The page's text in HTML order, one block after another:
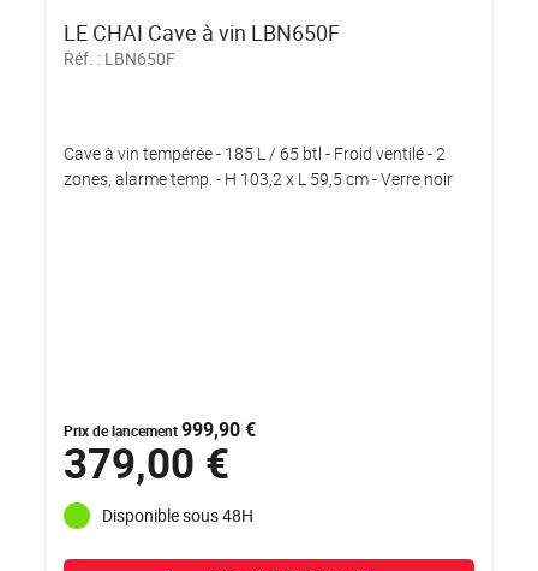
LE CHAI Cave à vin LBN650F
Réf. : LBN650F
Cave à vin tempérée - 185 L / 65 btl - Froid ventilé - 2
zones, alarme temp. - H 103,2 x L 59,5 cm - Verre noir
Prix de lancement999,90 €
379,00 €
Disponible sous 48H